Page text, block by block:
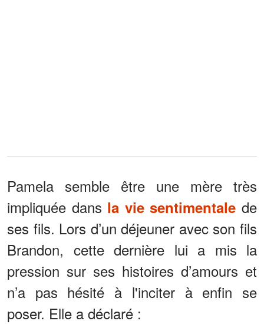
Pamela semble être une mère très
impliquée dans la vie sentimentale de
ses fils. Lors d’un déjeuner avec son fils
Brandon, cette dernière lui a mis la
pression sur ses histoires d’amours et
n’a pas hésité à l'inciter à enfin se
poser. Elle a déclaré :